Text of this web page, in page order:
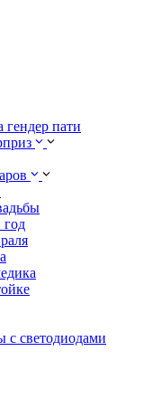
пати
с светодиодами